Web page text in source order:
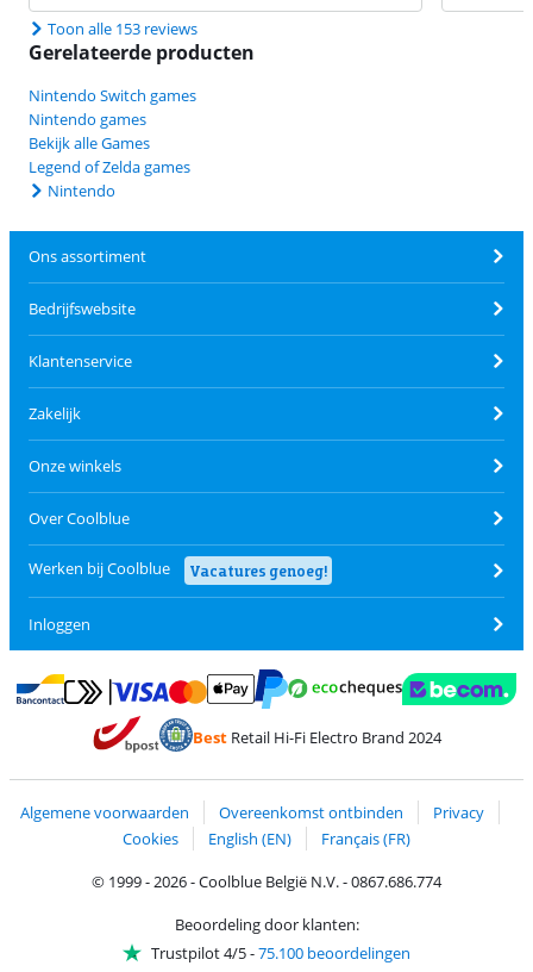
Toon alle 153 reviews
Gerelateerde producten
Nintendo Switch games
Nintendo games
Bekijk alle Games
Legend of Zelda games
Nintendo
Ons assortiment
Bedrijfswebsite
Klantenservice
Zakelijk
Onze winkels
Over Coolblue
Werken bij Coolblue Vacatures genoeg!
Inloggen
Betalen met Bancontact
Betalen met MasterCard en Visa via ClickToPay
BestRetail Hi-Fi Electro Brand 2024
Algemene voorwaarden Overeenkomst ontbinden
Privacy
Cookies
English (EN)
Français (FR)
© 1999 - 2026 - Coolblue België N.V. - 0867.686.774
Beoordeling door klanten:
Trustpilot 4/5-75.100 beoordelingen